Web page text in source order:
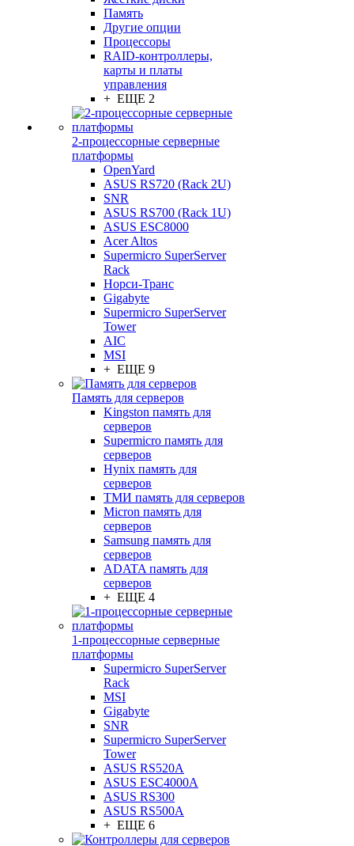
Память
Другие опции
Процессоры
RAID-контроллеры,
карты и платы
управления
+ ЕЩЕ 2
2-процессорные серверные
платформы
OpenYard
ASUS RS720 (Rack 2U)
SNR
ASUS RS700 (Rack 1U)
ASUS ESC8000
Acer Altos
Supermicro SuperServer
Rack
Норси-Транс
Gigabyte
Supermicro SuperServer
Tower
AIC
MSI
+ ЕЩЕ 9
Память для серверов
Kingston память для
серверов
Supermicro память для
серверов
Hynix память для
серверов
ТМИ память для серверов
Micron память для
серверов
Samsung память для
серверов
ADATA память для
серверов
+ ЕЩЕ 4
1-процессорные серверные
платформы
Supermicro SuperServer
Rack
MSI
Gigabyte
SNR
Supermicro SuperServer
Tower
ASUS RS520A
ASUS ESC4000A
ASUS RS300
ASUS RS500A
+ ЕЩЕ 6